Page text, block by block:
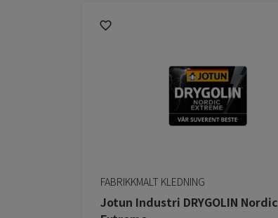
FABRIKKMALT KLEDNING
Jotun Industri DRYGOLIN Nordic